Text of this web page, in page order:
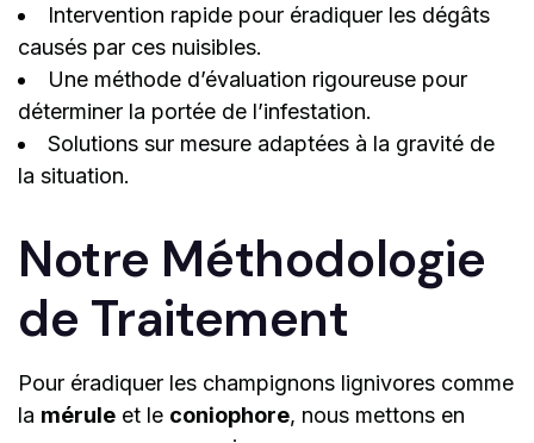
Intervention rapide pour éradiquer les dégâts
causés par ces nuisibles.
Une méthode d’évaluation rigoureuse pour
déterminer la portée de l’infestation.
Solutions sur mesure adaptées à la gravité de
la situation.
Notre Méthodologie
de Traitement
Pour éradiquer les champignons lignivores comme
la mérule et le coniophore, nous mettons en